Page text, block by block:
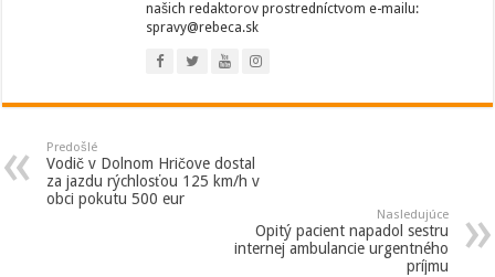
našich redaktorov prostredníctvom e-mailu:
spravy@rebeca.sk
Predošlé
Vodič v Dolnom Hričove dostal
za jazdu rýchlosťou 125 km/h v
obci pokutu 500 eur
Nasledujúce
Opitý pacient napadol sestru
internej ambulancie urgentného
príjmu